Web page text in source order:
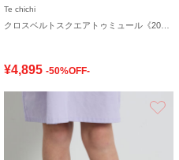
Te chichi
¥4,895 -50%OFF-